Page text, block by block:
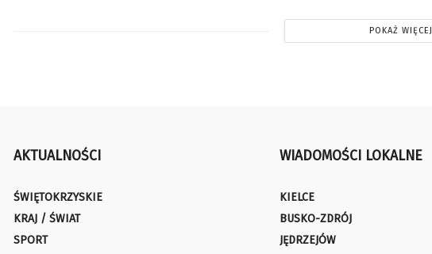
POKAŻ WIĘCEJ
AKTUALNOŚCI
ŚWIĘTOKRZYSKIE
KRAJ / ŚWIAT
SPORT
WIADOMOŚCI LOKALNE
KIELCE
BUSKO-ZDRÓJ
JĘDRZEJÓW